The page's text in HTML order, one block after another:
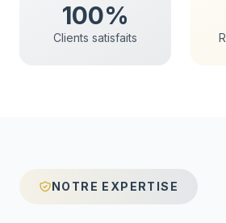
100%
Clients satisfaits
NOTRE EXPERTISE